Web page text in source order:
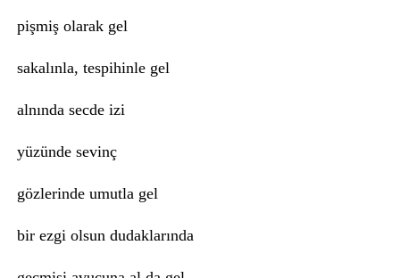
pişmiş olarak gel
sakalınla, tespihinle gel
alnında secde izi
yüzünde sevinç
gözlerinde umutla gel
bir ezgi olsun dudaklarında